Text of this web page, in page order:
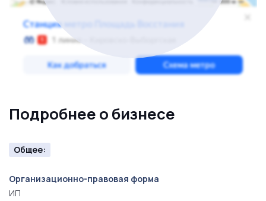
Подробнее о бизнесе
Общее:
Организационно-правовая форма
ИП